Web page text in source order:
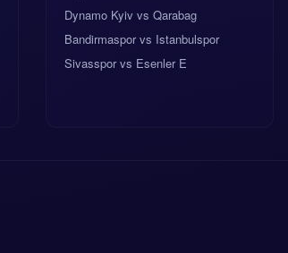
Dynamo Kyiv vs Qarabag
Bandirmaspor vs Istanbulspor
Sivasspor vs Esenler E